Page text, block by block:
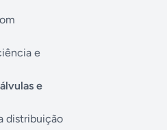
e
e
distribuição